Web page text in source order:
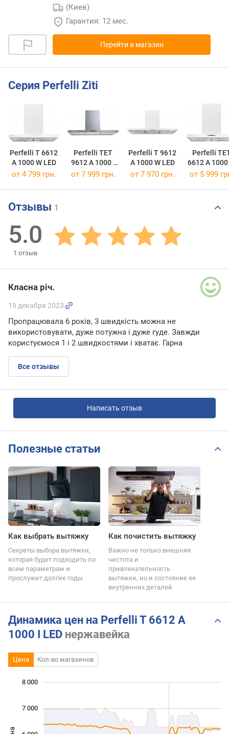
(Киев)
Гарантия: 12 мес.
Перейти в магазин
Серия Perfelli Ziti
Perfelli T 6612
A 1000 W LED
Perfelli TET
9612 A 1000 I
LED
Perfelli T 9612
A 1000 W LED
Perfelli
6612 A 1000
LED
от 4 799 грн. от 7 999 грн. от 7 970 грн. от 5 999
Отзывы 1
5.0
1 отзыв
Класна річ.
19 декабря 2023
Пропрацювала 6 років, 3 швидкість можна не
використовувати, дуже потужна і дуже гуде. Завжди
користуємося 1 і 2 швидкостями і хватає. Гарна
Все отзывы
Написать отзыв
Полезные статьи
Как выбрать вытяжку
Секреты выбора вытяжки,
которая будет подходить по
всем параметрам и
прослужит долгие годы
Как почистить вытяжку
Важно не только внешняя
чистота и
привлекательность
вытяжки, но и состояние ее
внутренних деталей
Динамика цен на Perfelli T 6612 A
1000 I LED нержавейка
Цена Кол-во магазинов
7 000
8 000